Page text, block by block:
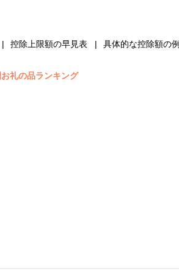
控除上限額の早見表 具体的な控除額の例
礼の品ランキング